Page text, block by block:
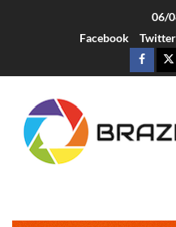
06/
Facebook
Twitter